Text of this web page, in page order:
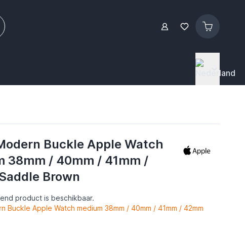
Buckle Apple Watch
38mm / 40mm / 41mm /
Brown
product is beschikbaar.
Buckle Apple Watch medium 38mm / 40mm / 41mm / 42mm